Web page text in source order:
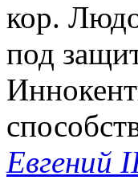
кор.
под
Евгений